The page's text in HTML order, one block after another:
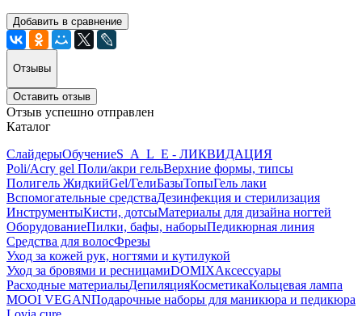
Добавить в сравнение
Отзывы
Оставить отзыв
Отзыв успешно отправлен
Каталог
СлайдерыОбучениеS_A_L_E - ЛИКВИДАЦИЯ
Poli/Acry gel Поли/акри гельВерхние формы, типсы
Полигель ЖидкийGel/ГелиБазыТопыГель лаки
Вспомогательные средстваДезинфекция и стерилизация
ИнструментыКисти, дотсыМатериалы для дизайна ногтей
ОборудованиеПилки, бафы, наборыПедикюрная линия
Средства для волосФрезы
Уход за кожей рук, ногтями и кутилукой
Уход за бровями и ресницамиDOMIXАксессуары
Расходные материалыДепиляцияКосметикаКольцевая лампа
MOOI VEGANПодарочные наборы для маникюра и педикюра